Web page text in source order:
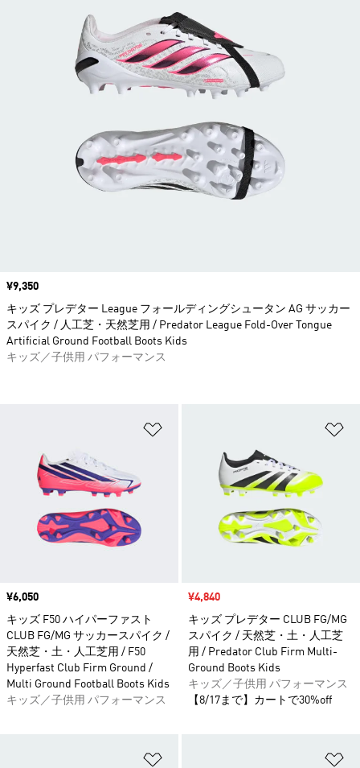
価格
¥6,050
キッズ F50 ハイパーファスト
CLUB FG/MG サッカースパイク /
天然芝・土・人工芝用 / F50
Hyperfast Club Firm Ground /
Multi Ground Football Boots Kids
キッズ／子供用 パフォーマンス
セール価格
¥4,840
キッズ プレデター CLUB FG/MG
スパイク / 天然芝・土・人工芝
用 / Predator Club Firm Multi-
Ground Boots Kids
キッズ／子供用 パフォーマンス
【8/17まで】カートで30%off
価格
¥9,350
キッズ プレデター League フォールディングシュータン AG サッカー
スパイク / 人工芝・天然芝用 / Predator League Fold-Over Tongue
Artificial Ground Football Boots Kids
キッズ／子供用 パフォーマンス